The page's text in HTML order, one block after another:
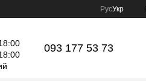
РусУкр
093 177 53 73